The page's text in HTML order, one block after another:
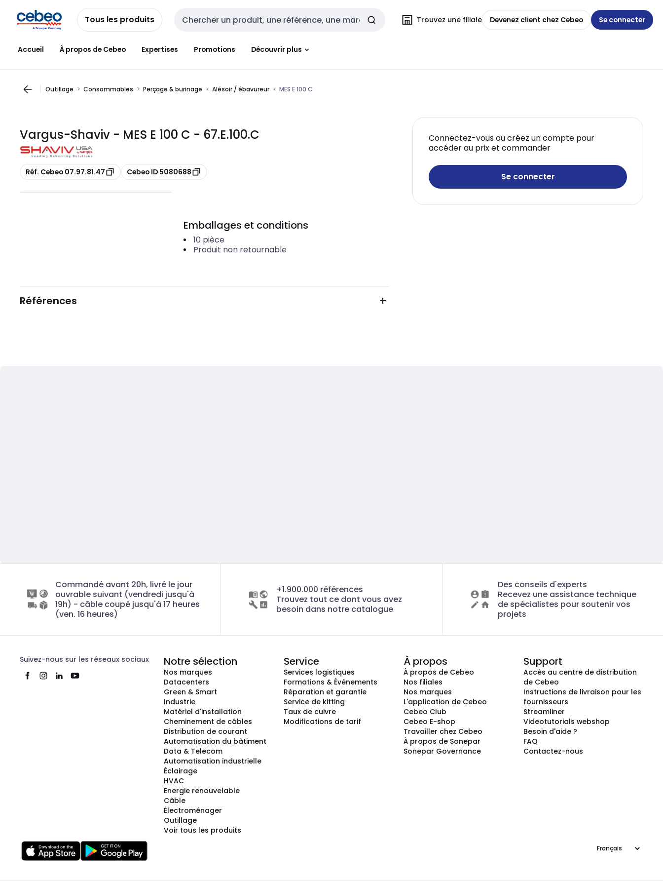
navigationau
contenu
Tous les produits Entrée de recherche Trouvez une filiale Devenez client chez Cebeo Se connecter
Accueil À propos de Cebeo Expertises Promotions Découvrir plus
Outillage Consommables Perçage & burinage Alésoir / ébavureur MES E 100 C
Vargus-Shaviv - MES E 100 C - 67.E.100.C
Copier
Réf. Cebeo 07.97.81.47 Copier
Cebeo ID 5080688
Connectez-vous ou créez un compte pour
accéder au prix et commander
Se connecter
Emballages et conditions
10 pièce
Produit non retournable
Références
Commandé avant 20h, livré le jour
ouvrable suivant (vendredi jusqu'à
19h) - câble coupé jusqu'à 17 heures
(ven. 16 heures)
+1.900.000 références
Trouvez tout ce dont vous avez
besoin dans notre catalogue
Des conseils d'experts
Recevez une assistance technique
de spécialistes pour soutenir vos
projets
Suivez-nous sur les réseaux sociaux Notre sélection
Nos marques
Datacenters
Green & Smart
Industrie
Matériel d'installation
Cheminement de câbles
Distribution de courant
Automatisation du bâtiment
Data & Telecom
Automatisation industrielle
Éclairage
HVAC
Energie renouvelable
Câble
Électroménager
Outillage
Voir tous les produits
Service
Services logistiques
Formations & Événements
Réparation et garantie
Service de kitting
Taux de cuivre
Modifications de tarif
À propos
À propos de Cebeo
Nos filiales
Nos marques
L'application de Cebeo
Cebeo Club
Cebeo E-shop
Travailler chez Cebeo
À propos de Sonepar
Sonepar Governance
Support
Accès au centre de distribution
de Cebeo
Instructions de livraison pour les
fournisseurs
Streamliner
Videotutorials webshop
Besoin d'aide ?
FAQ
Contactez-nous
Langage